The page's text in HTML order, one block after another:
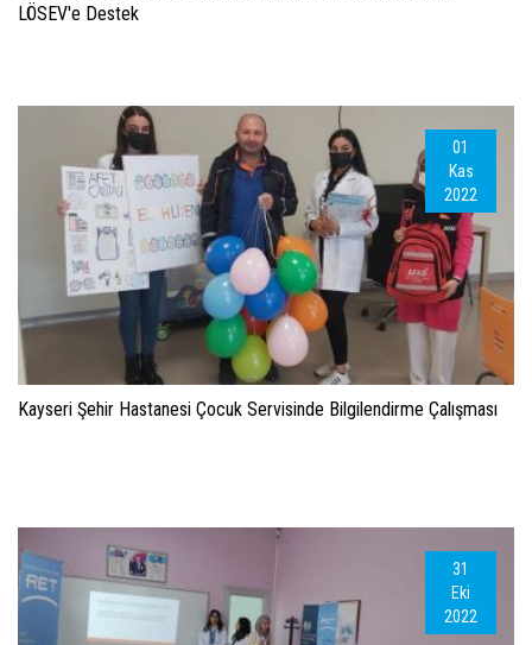
LÖSEV'e Destek
01
Kas
2022
Kayseri Şehir Hastanesi Çocuk Servisinde Bilgilendirme Çalışması
31
Eki
2022